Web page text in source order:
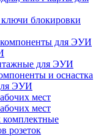
блокировки
для ЭУИ
для ЭУИ
и оснастка
ЭУИ
мест
мест
комплектные
розеток